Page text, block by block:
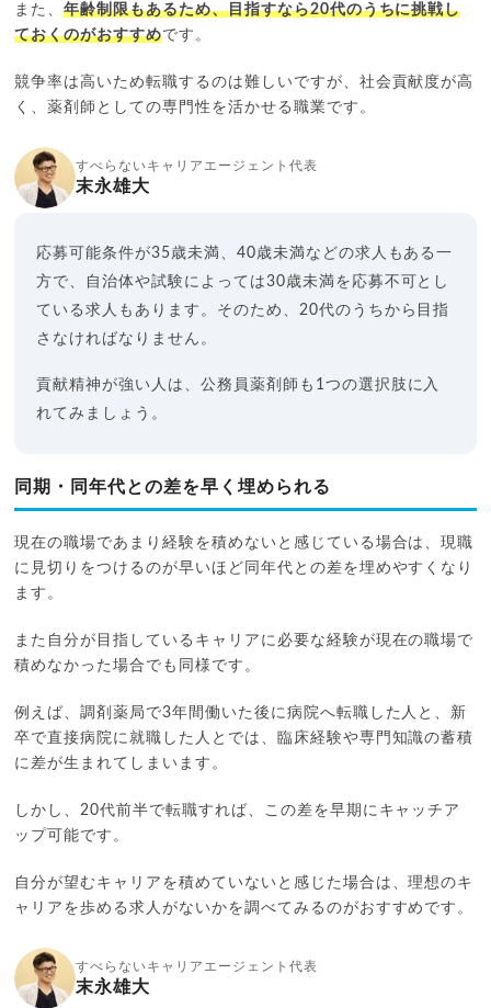
また、年齢制限もあるため、目指すなら20代のうちに挑戦し
ておくのがおすすめです。
競争率は高いため転職するのは難しいですが、社会貢献度が高
く、薬剤師としての専門性を活かせる職業です。
すべらないキャリアエージェント代表
末永雄大
応募可能条件が35歳未満、40歳未満などの求人もある一
方で、自治体や試験によっては30歳未満を応募不可とし
ている求人もあります。そのため、20代のうちから目指
さなければなりません。
貢献精神が強い人は、公務員薬剤師も1つの選択肢に入
れてみましょう。
同期・同年代との差を早く埋められる
現在の職場であまり経験を積めないと感じている場合は、現職
に見切りをつけるのが早いほど同年代との差を埋めやすくなり
ます。
また自分が目指しているキャリアに必要な経験が現在の職場で
積めなかった場合でも同様です。
例えば、調剤薬局で3年間働いた後に病院へ転職した人と、新
卒で直接病院に就職した人とでは、臨床経験や専門知識の蓄積
に差が生まれてしまいます。
しかし、20代前半で転職すれば、この差を早期にキャッチア
ップ可能です。
自分が望むキャリアを積めていないと感じた場合は、理想のキ
ャリアを歩める求人がないかを調べてみるのがおすすめです。
すべらないキャリアエージェント代表
末永雄大